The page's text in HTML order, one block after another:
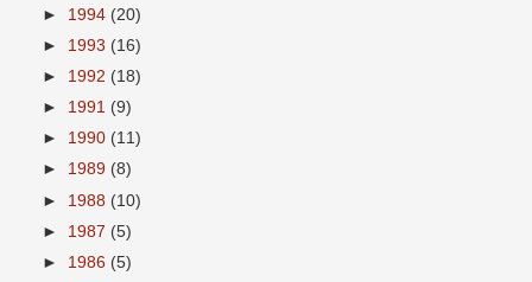
► 1994 (20)
► 1993 (16)
► 1992 (18)
► 1991 (9)
► 1990 (11)
► 1989 (8)
► 1988 (10)
► 1987 (5)
► 1986 (5)